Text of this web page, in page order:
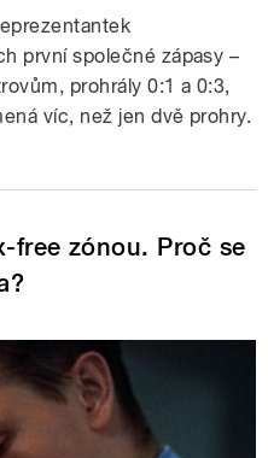
první společné zápasy –
prohrály 0:1 a 0:3,
víc, než jen dvě prohry.
free zónou. Proč se